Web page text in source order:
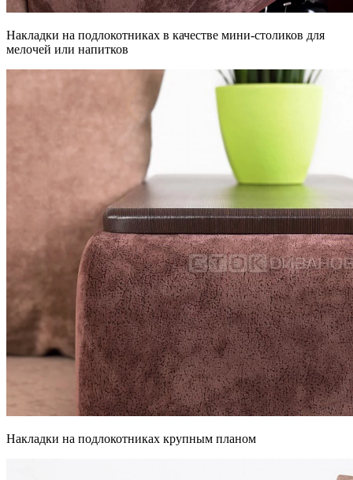
Накладки на подлокотниках в качестве мини-столиков для
мелочей или напитков
Накладки на подлокотниках крупным планом